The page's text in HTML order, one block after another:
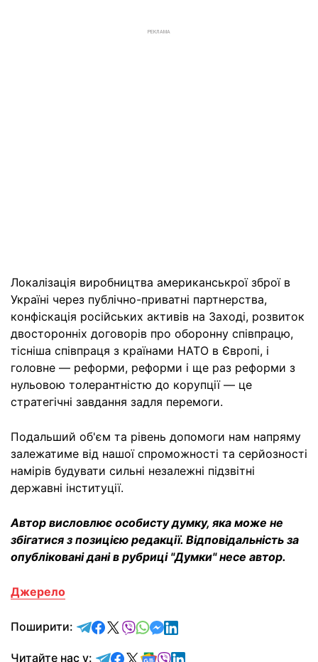
РЕКЛАМА
Локалізація виробництва американськрої зброї в
Україні через публічно-приватні партнерства,
конфіскація російських активів на Заході, розвиток
двосторонніх договорів про оборонну співпрацю,
тісніша співпраця з країнами НАТО в Європі, і
головне — реформи, реформи і ще раз реформи з
нульовою толерантністю до корупції — це
стратегічні завдання задля перемоги.
Подальший об'єм та рівень допомоги нам напряму
залежатиме від нашої спроможності та серйозності
намірів будувати сильні незалежні підзвітні
державні інституції.
Автор висловлює особисту думку, яка може не
збігатися з позицією редакції. Відповідальність за
опубліковані дані в рубриці "Думки" несе автор.
Джерело
Поширити: відправити у Telegram
поділитись у Facebook
поділитись у X
відправити у Viber
відправити у Whatsapp
відправити у Messenger
відправити у LinkedIn
Читайте нас у: Читайте у Telegram
Читайте у Facebook
Читайте у X
Читайте у Google news
Читайте у Viber
Читайте у LinkedIn